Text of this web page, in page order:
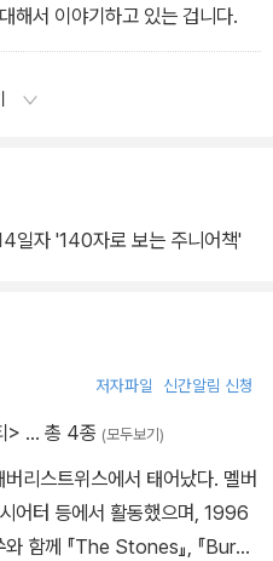
해서 이야기하고 있는 겁니다.
일자 '140자로 보는 주니어책'
저자파일 신간알림 신청
> … 총 4종 (모두보기)
리스트위스에서 태어났다. 멜버
어터 등에서 활동했으며, 1996
함께 『The Stones』, 『Burn